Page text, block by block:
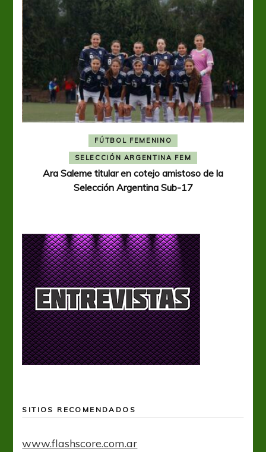
FÚTBOL FEMENINO
SELECCIÓN ARGENTINA FEM
Ara Saleme titular en cotejo amistoso de la
Selección Argentina Sub-17
SITIOS RECOMENDADOS
www.flashscore.com.ar